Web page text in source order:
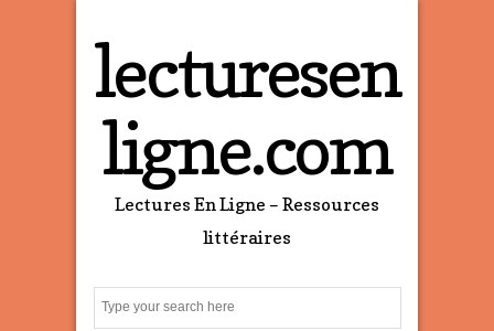
lecturesen
ligne.com
Lectures En Ligne – Ressources
littéraires
e